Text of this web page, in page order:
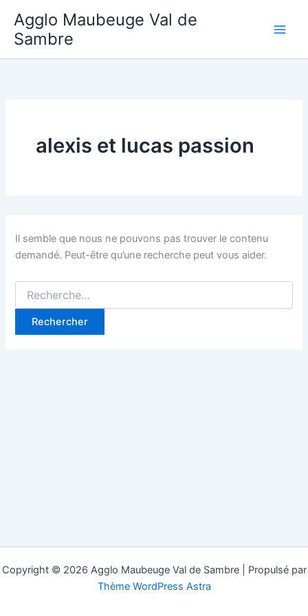
contenu
Agglo Maubeuge Val de
Sambre
alexis et lucas passion
Il semble que nous ne pouvons pas trouver le contenu
demandé. Peut-être qu’une recherche peut vous aider.
Rechercher :
Copyright © 2026 Agglo Maubeuge Val de Sambre | Propulsé par
Thème WordPress Astra